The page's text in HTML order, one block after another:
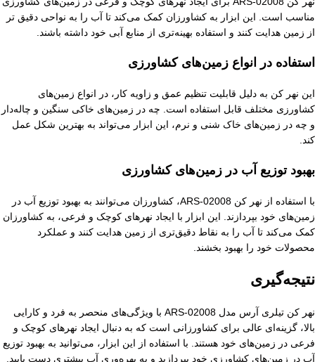
مناسب است. این ابزار به کشاورزان کمک می‌کند تا آب را به نواحی دقیق تر
از زمین هدایت کنند و استفاده بهینه‌تری از منابع آبی خود داشته باشند.
استفاده در انواع زمین‌های کشاورزی
این نهر کن به دلیل قابلیت تنظیم عمق و زاویه کار، در انواع زمین‌های
کشاورزی مختلف قابل استفاده است. چه در زمین‌های خاکی سنگین و چاله‌دار
و چه در زمین‌های خاک شنی و نرم، این ابزار می‌تواند به بهترین شکل عمل
کند.
بهبود توزیع آب در زمین‌های کشاورزی
با استفاده از نهر کن ARS-02008، کشاورزان می‌توانند به بهبود توزیع آب در
زمین‌های خود بپردازند. این ابزار با ایجاد نهرهای کوچک و فرعی، به کشاورزان
کمک می‌کند تا آب را به نقاط دقیق‌تری از زمین هدایت کنند و عملکرد
محصولات خود را بهبود بخشند.
نتیجه‌گیری
نهر کن تیلری آرس مدل ARS-02008 با ویژگی‌های منحصر به فرد و کارایی
بالا، گزینه‌ای عالی برای کشاورزانی است که به دنبال ایجاد نهرهای کوچک و
فرعی در زمین‌های خود هستند. با استفاده از این ابزار، می‌توانید به بهبود توزیع
آب در زمین‌های کشاورزی خود بپردازید و به بهره‌وری آب بیشتری دست یابید.